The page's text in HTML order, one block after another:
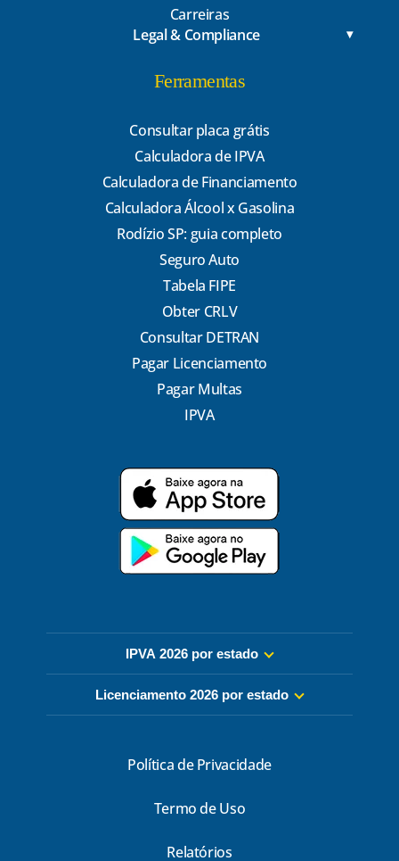
Carreiras
Legal & Compliance
Ferramentas
Consultar placa grátis
Calculadora de IPVA
Calculadora de Financiamento
Calculadora Álcool x Gasolina
Rodízio SP: guia completo
Seguro Auto
Tabela FIPE
Obter CRLV
Consultar DETRAN
Pagar Licenciamento
Pagar Multas
IPVA
IPVA 2026 por estado
Licenciamento 2026 por estado
Política de Privacidade
Termo de Uso
Relatórios